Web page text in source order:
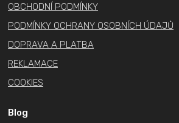
OBCHODNÍ PODMÍNKY
PODMÍNKY OCHRANY OSOBNÍCH ÚDAJŮ
DOPRAVA A PLATBA
REKLAMACE
COOKIES
Blog